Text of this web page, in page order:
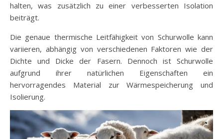
halten, was zusätzlich zu einer verbesserten Isolation
beiträgt.
Die genaue thermische Leitfähigkeit von Schurwolle kann
variieren, abhängig von verschiedenen Faktoren wie der
Dichte und Dicke der Fasern. Dennoch ist Schurwolle
aufgrund ihrer natürlichen Eigenschaften ein
hervorragendes Material zur Wärmespeicherung und
Isolierung.